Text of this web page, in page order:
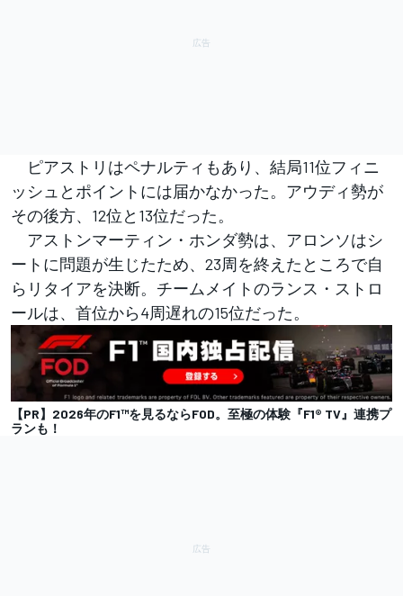
ピアストリはペナルティもあり、結局11位フィニ
ッシュとポイントには届かなかった。アウディ勢が
その後方、12位と13位だった。
アストンマーティン・ホンダ勢は、アロンソはシ
ートに問題が生じたため、23周を終えたところで自
らリタイアを決断。チームメイトのランス・ストロ
ールは、首位から4周遅れの15位だった。
【PR】2026年のF1™︎を見るならFOD。至極の体験『F1® TV』連携プ
ランも！